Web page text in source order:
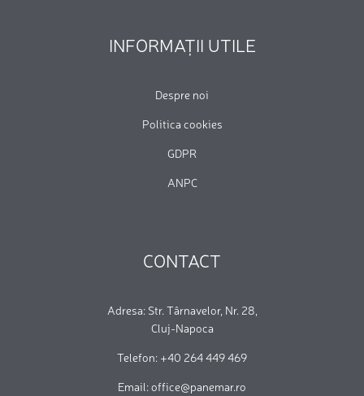
INFORMAȚII UTILE
Despre noi
Politica cookies
GDPR
ANPC
CONTACT
Adresa: Str. Târnavelor, Nr. 28,
Cluj-Napoca
Telefon: +40 264 449 469
Email: office@panemar.ro